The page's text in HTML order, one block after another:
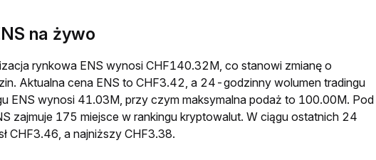
na żywo
rynkowa ENS wynosi CHF140.32M, co stanowi zmianę o
Aktualna cena ENS to CHF3.42, a 24-godzinny wolumen tradingu
ENS wynosi 41.03M, przy czym maksymalna podaż to 100.00M. Pod
zajmuje 175 miejsce w rankingu kryptowalut. W ciągu ostatnich 24
CHF3.46, a najniższy CHF3.38.